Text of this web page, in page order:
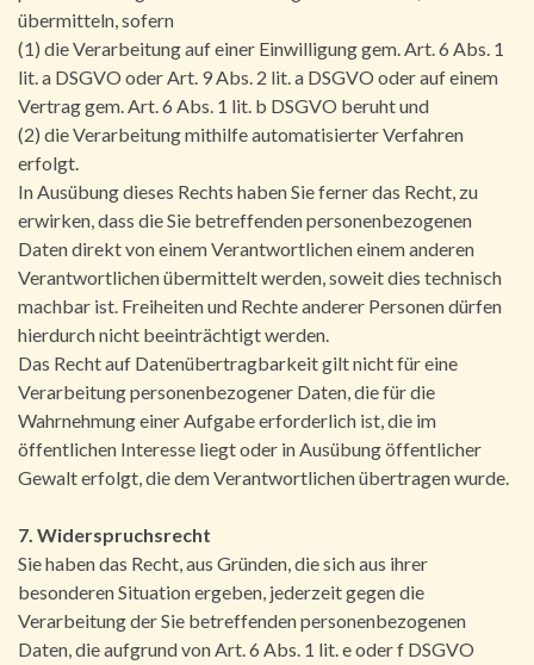
übermitteln, sofern
(1) die Verarbeitung auf einer Einwilligung gem. Art. 6 Abs. 1
lit. a DSGVO oder Art. 9 Abs. 2 lit. a DSGVO oder auf einem
Vertrag gem. Art. 6 Abs. 1 lit. b DSGVO beruht und
(2) die Verarbeitung mithilfe automatisierter Verfahren
erfolgt.
In Ausübung dieses Rechts haben Sie ferner das Recht, zu
erwirken, dass die Sie betreffenden personenbezogenen
Daten direkt von einem Verantwortlichen einem anderen
Verantwortlichen übermittelt werden, soweit dies technisch
machbar ist. Freiheiten und Rechte anderer Personen dürfen
hierdurch nicht beeinträchtigt werden.
Das Recht auf Datenübertragbarkeit gilt nicht für eine
Verarbeitung personenbezogener Daten, die für die
Wahrnehmung einer Aufgabe erforderlich ist, die im
öffentlichen Interesse liegt oder in Ausübung öffentlicher
Gewalt erfolgt, die dem Verantwortlichen übertragen wurde.
7. Widerspruchsrecht
Sie haben das Recht, aus Gründen, die sich aus ihrer
besonderen Situation ergeben, jederzeit gegen die
Verarbeitung der Sie betreffenden personenbezogenen
Daten, die aufgrund von Art. 6 Abs. 1 lit. e oder f DSGVO